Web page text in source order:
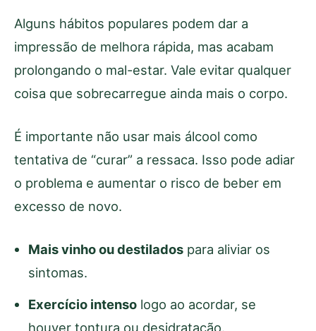
Alguns hábitos populares podem dar a
impressão de melhora rápida, mas acabam
prolongando o mal-estar. Vale evitar qualquer
coisa que sobrecarregue ainda mais o corpo.
É importante não usar mais álcool como
tentativa de “curar” a ressaca. Isso pode adiar
o problema e aumentar o risco de beber em
excesso de novo.
Mais vinho ou destilados para aliviar os
sintomas.
Exercício intenso logo ao acordar, se
houver tontura ou desidratação.